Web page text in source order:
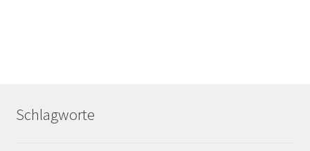
Schlagworte